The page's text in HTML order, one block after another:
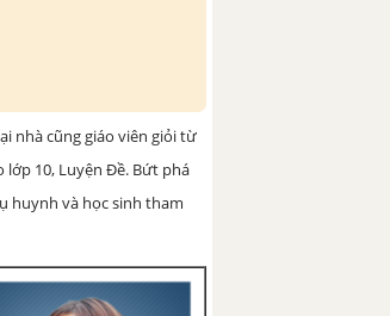
nhà cũng giáo viên giỏi từ
lớp 10, Luyện Đề. Bứt phá
huynh và học sinh tham